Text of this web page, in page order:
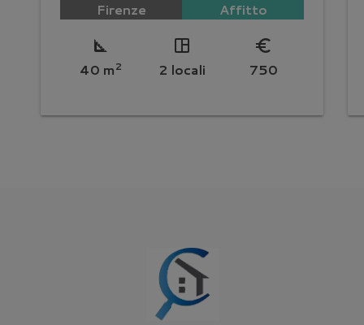
Firenze Affitto
square_foot
40 m2
space_dashboard
2 locali
euro_symbol
750